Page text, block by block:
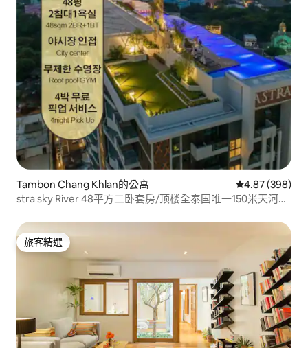
Tambon Chang Khlan的公寓 從 398 則評價
4.87 (398)
stra sky River 48平方二卧套房/顶楼全泰国唯一150米天河泳
旅客精選
旅客精選